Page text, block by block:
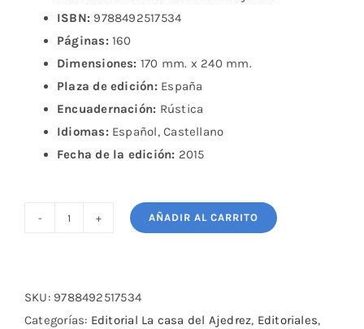
ISBN: 9788492517534
Páginas: 160
Dimensiones: 170 mm. x 240 mm.
Plaza de edición: España
Encuadernación: Rústica
Idiomas: Español, Castellano
Fecha de la edición: 2015
cantidad
AÑADIR AL CARRITO
SKU: 9788492517534
Categorías: Editorial La casa del Ajedrez, Editoriales,